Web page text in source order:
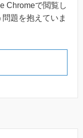
Chromeで閲覧し
題を抱えていま